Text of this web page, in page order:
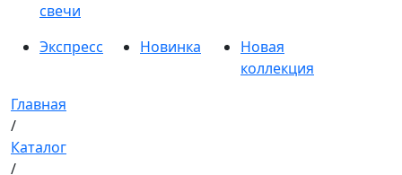
свечи
Экспресс
Новинка
Новая
коллекция
Главная
/
Каталог
/